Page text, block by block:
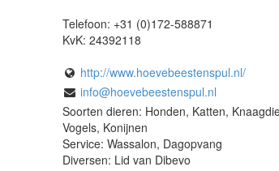
Telefoon: +31 (0)172-588871
KvK: 24392118
http://www.hoevebeestenspul.nl/
info@hoevebeestenspul.nl
Soorten dieren: Honden, Katten,
Vogels, Konijnen
Service: Wassalon, Dagopvang
Diversen: Lid van Dibevo